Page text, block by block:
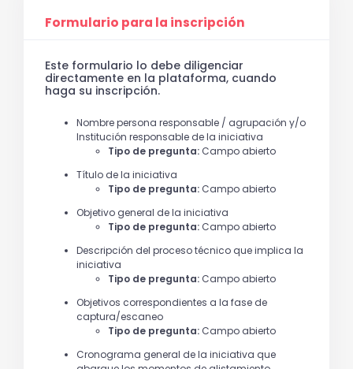
Formulario para la inscripción
Este formulario lo debe diligenciar
directamente en la plataforma, cuando
haga su inscripción.
Nombre persona responsable / agrupación y/o
Institución responsable de la iniciativa
Tipo de pregunta: Campo abierto
Título de la iniciativa
Tipo de pregunta: Campo abierto
Objetivo general de la iniciativa
Tipo de pregunta: Campo abierto
Descripción del proceso técnico que implica la
iniciativa
Tipo de pregunta: Campo abierto
Objetivos correspondientes a la fase de
captura/escaneo
Tipo de pregunta: Campo abierto
Cronograma general de la iniciativa que